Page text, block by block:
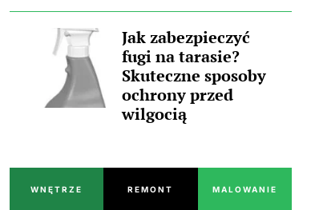
Jak zabezpieczyć
fugi na tarasie?
Skuteczne sposoby
ochrony przed
wilgocią
WNĘTRZE REMONT MALOWANIE